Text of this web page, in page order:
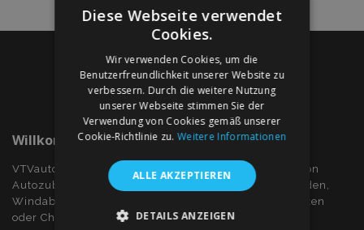
Willkommen Bei VTVauto.at
VTVauto ist ein Einzelhändler und ein Großhändler von
Autozubehör wie z.B.: Radkappen, bzw. Radzierblenden,
Windabweiser für Seitenfenster, Sitzbezüge, Fuβmatten
oder Chromrahmen und Chromabdeckung...
Diese Webseite verwendet
Cookies.
Wir verwenden Cookies, um die
Benutzerfreundlichkeit unserer Website zu
verbessern. Durch die weitere Nutzung
unserer Webseite stimmen Sie der
Verwendung von Cookies gemäß unserer
Cookie-Richtlinie zu.Weitere Informationen
ALLE AKZEPTIEREN
DETAILS ANZEIGEN